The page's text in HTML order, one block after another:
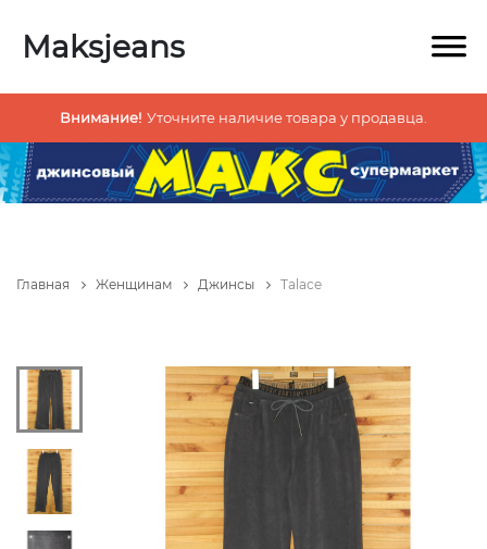
Maksjeans
Внимание! Уточните наличие товара у продавца.
Главная Женщинам Джинсы Talace